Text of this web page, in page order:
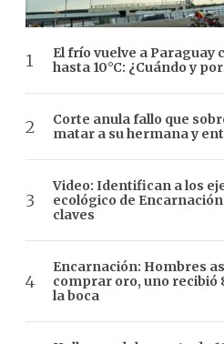
El frío vuelve a Paraguay
hasta 10°C: ¿Cuándo y
Corte anula fallo que
matar a su hermana y
Video: Identifican a los
ecológico de
claves
Encarnación: Hombres
comprar oro, uno recibió
la boca